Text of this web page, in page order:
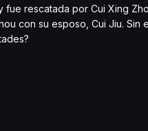
fue rescatada por Cui Xing
con su esposo, Cui Jiu. Sin